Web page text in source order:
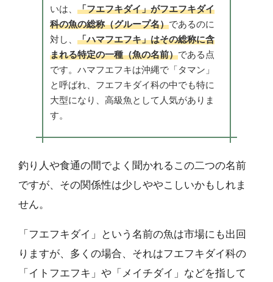
いは、 「フエフキダイ」がフエフキダイ
科の魚の総称（グループ名）であるのに
対し、 「ハマフエフキ」はその総称に含
まれる特定の一種（魚の名前）である点
です。ハマフエフキは沖縄で「タマン」
と呼ばれ、フエフキダイ科の中でも特に
大型になり、高級魚として人気がありま
す。
釣り人や食通の間でよく聞かれるこの二つの名前
ですが、その関係性は少しややこしいかもしれま
せん。
「フエフキダイ」という名前の魚は市場にも出回
りますが、多くの場合、それはフエフキダイ科の
「イトフエフキ」や「メイチダイ」などを指して